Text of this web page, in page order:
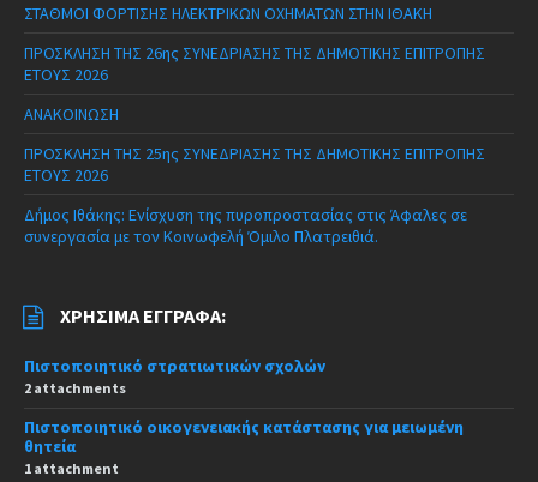
ΣΤΑΘΜΟΙ ΦΟΡΤΙΣΗΣ ΗΛΕΚΤΡΙΚΩΝ ΟΧΗΜΑΤΩΝ ΣΤΗΝ ΙΘΑΚΗ
ΠΡΟΣΚΛΗΣΗ ΤΗΣ 26ης ΣΥΝΕΔΡΙΑΣΗΣ ΤΗΣ ΔΗΜΟΤΙΚΗΣ ΕΠΙΤΡΟΠΗΣ
ΕΤΟΥΣ 2026
ΑΝΑΚΟΙΝΩΣΗ
ΠΡΟΣΚΛΗΣΗ ΤΗΣ 25ης ΣΥΝΕΔΡΙΑΣΗΣ ΤΗΣ ΔΗΜΟΤΙΚΗΣ ΕΠΙΤΡΟΠΗΣ
ΕΤΟΥΣ 2026
Δήμος Ιθάκης: Ενίσχυση της πυροπροστασίας στις Άφαλες σε
συνεργασία με τον Κοινωφελή Όμιλο Πλατρειθιά.
ΧΡΉΣΙΜΑ ΈΓΓΡΑΦΑ:
Πιστοποιητικό στρατιωτικών σχολών
2 attachments
Πιστοποιητικό οικογενειακής κατάστασης για μειωμένη
θητεία
1 attachment